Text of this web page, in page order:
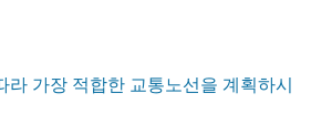
라 가장 적합한 교통노선을 계획하시